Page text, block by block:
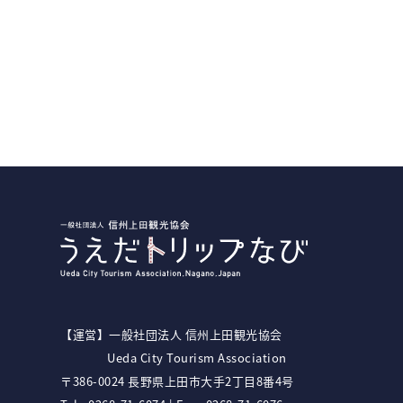
【運営】⼀般社団法⼈ 信州上⽥観光協会
Ueda City Tourism Association
〒386-0024 ⻑野県上⽥市⼤⼿2丁⽬8番4号